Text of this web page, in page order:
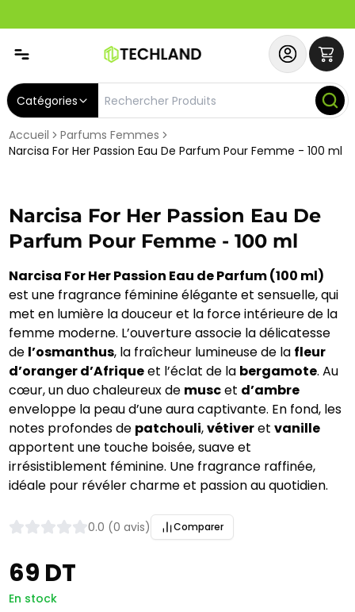
Catégories
Accueil
Parfums Femmes
Narcisa For Her Passion Eau De Parfum Pour Femme - 100 ml
Narcisa For Her Passion Eau De
Parfum Pour Femme - 100 ml
Narcisa For Her Passion Eau de Parfum (100 ml)
est une fragrance féminine élégante et sensuelle, qui
met en lumière la douceur et la force intérieure de la
femme moderne. L’ouverture associe la délicatesse
de l’osmanthus, la fraîcheur lumineuse de la fleur
d’oranger d’Afriqueet l’éclat de la bergamote. Au
cœur, un duo chaleureux de muscet d’ambre
enveloppe la peau d’une aura captivante. En fond, les
notes profondes de patchouli,vétiveretvanille
apportent une touche boisée, suave et
irrésistiblement féminine. Une fragrance raffinée,
idéale pour révéler charme et passion au quotidien.
0.0 (0 avis) Comparer
69 DT
En stock